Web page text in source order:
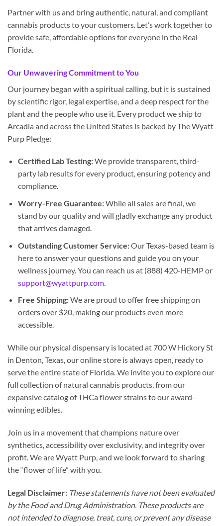
Partner with us and bring authentic, natural, and compliant
cannabis products to your customers. Let’s work together to
provide safe, affordable options for everyone in the Real
Florida.
Our Unwavering Commitment to You
Our journey began with a spiritual calling, but it is sustained
by scientific rigor, legal expertise, and a deep respect for the
plant and the people who use it. Every product we ship to
Arcadia and across the United States is backed by The Wyatt
Purp Pledge:
Certified Lab Testing:We provide transparent, third-
party lab results for every product, ensuring potency and
compliance.
Worry-Free Guarantee:While all sales are final, we
stand by our quality and will gladly exchange any product
that arrives damaged.
Outstanding Customer Service:Our Texas-based team is
here to answer your questions and guide you on your
wellness journey. You can reach us at (888) 420-HEMP or
support@wyattpurp.com.
Free Shipping:We are proud to offer free shipping on
orders over $20, making our products even more
accessible.
While our physical dispensary is located at 700 W Hickory St
in Denton, Texas, our online store is always open, ready to
serve the entire state of Florida. We invite you to explore our
full collection of natural cannabis products, from our
expansive catalog of THCa flower strains to our award-
winning edibles.
Join us in a movement that champions nature over
synthetics, accessibility over exclusivity, and integrity over
profit. We are Wyatt Purp, and we look forward to sharing
the “flower of life” with you.
Legal Disclaimer: These statements have not been evaluated
by the Food and Drug Administration. These products are
not intended to diagnose, treat, cure, or prevent any disease